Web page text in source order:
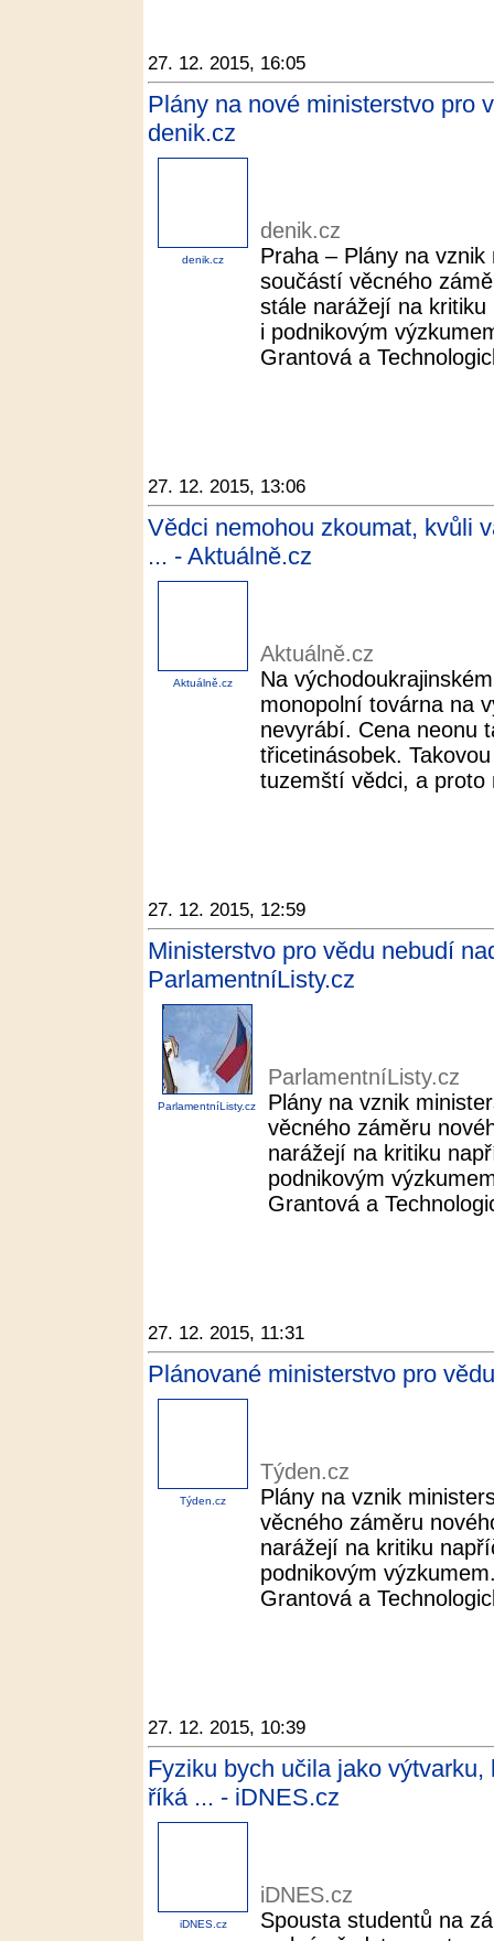
27. 12. 2015, 16:05
Plány na nové ministerstvo pro
denik.cz
denik.cz
denik.cz
Praha – Plány na
součástí věcného
stále narážejí na
i podnikovým
Grantová a
27. 12. 2015, 13:06
Vědci nemohou zkoumat, kvůli
... - Aktuálně.cz
Aktuálně.cz
Aktuálně.cz
Na
monopolní továrna na
nevyrábí. Cena neonu
třicetinásobek.
tuzemští vědci, a proto
27. 12. 2015, 12:59
Ministerstvo pro vědu nebudí
ParlamentníListy.cz
ParlamentníListy.cz
ParlamentníListy.cz
Plány na vznik
věcného záměru
narážejí na kritiku
podnikovým
Grantová a
27. 12. 2015, 11:31
Plánované ministerstvo pro
Týden.cz
Týden.cz
Plány na vznik
věcného záměru
narážejí na kritiku
podnikovým
Grantová a
27. 12. 2015, 10:39
Fyziku bych učila jako
říká ... - iDNES.cz
iDNES.cz
iDNES.cz
Spousta studentů na